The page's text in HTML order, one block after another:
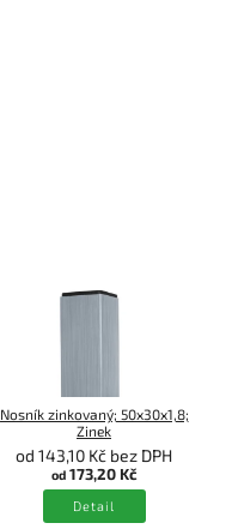
Nosník zinkovaný; 50x30x1,8;
Zinek
od 143,10 Kč bez DPH
od173,20 Kč
Detail